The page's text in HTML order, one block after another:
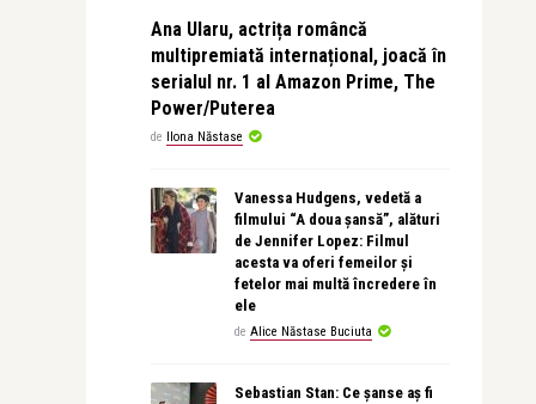
Ana Ularu, actrița româncă
multipremiată internațional, joacă în
serialul nr. 1 al Amazon Prime, The
Power/Puterea
de Ilona Năstase
Vanessa Hudgens, vedetă a
filmului “A doua șansă”, alături
de Jennifer Lopez: Filmul
acesta va oferi femeilor și
fetelor mai multă încredere în
ele
de Alice Năstase Buciuta
Sebastian Stan: Ce șanse aș fi